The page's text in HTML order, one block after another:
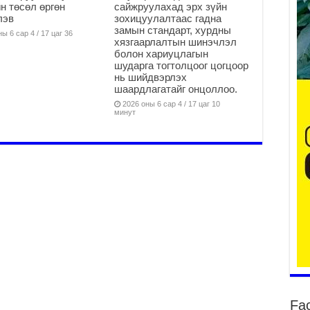
төсөл өргөн
6 сар 4 / 17 цаг 36
сайжруулахад эрх зүйн
зохицуулалтаас гадна
замын стандарт, хурдны
хязгаарлалтын шинэчлэл
болон хариуцлагын
шударга тогтолцоог цогцоор
нь шийдвэрлэх
шаардлагатайг онцоллоо.
2026 оны 6 сар 4 / 17 цаг 10
минут